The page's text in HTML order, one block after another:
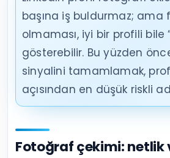
başına iş buldurmaz; ama
olmaması, iyi bir profili bile
gösterebilir. Bu yüzden
sinyalini tamamlamak,
açısından en düşük riskli
Fotoğraf çekimi: netlik